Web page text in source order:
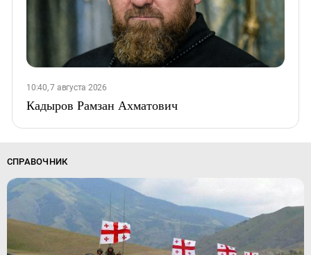
10:40, 7 августа 2026
Кадыров Рамзан Ахматович
СПРАВОЧНИК